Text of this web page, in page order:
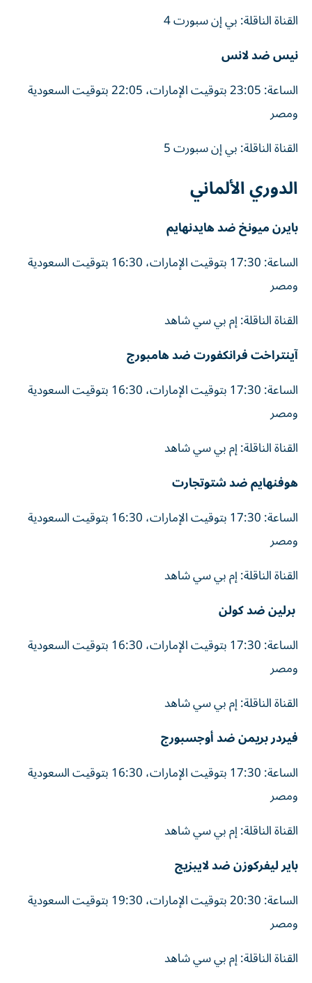
القناة الناقلة: بي إن سبورت 4
نيس ضد لانس
الساعة: 23:05 بتوقيت الإمارات، 22:05 بتوقيت السعودية
ومصر
القناة الناقلة: بي إن سبورت 5
الدوري الألماني
بايرن ميونخ ضد هايدنهايم
الساعة: 17:30 بتوقيت الإمارات، 16:30 بتوقيت السعودية
ومصر
القناة الناقلة: إم بي سي شاهد
آينتراخت فرانكفورت ضد هامبورج
الساعة: 17:30 بتوقيت الإمارات، 16:30 بتوقيت السعودية
ومصر
القناة الناقلة: إم بي سي شاهد
هوفنهايم ضد شتوتجارت
الساعة: 17:30 بتوقيت الإمارات، 16:30 بتوقيت السعودية
ومصر
القناة الناقلة: إم بي سي شاهد
برلين ضد كولن
الساعة: 17:30 بتوقيت الإمارات، 16:30 بتوقيت السعودية
ومصر
القناة الناقلة: إم بي سي شاهد
فيردر بريمن ضد أوجسبورج
الساعة: 17:30 بتوقيت الإمارات، 16:30 بتوقيت السعودية
ومصر
القناة الناقلة: إم بي سي شاهد
باير ليفركوزن ضد لايبزيج
الساعة: 20:30 بتوقيت الإمارات، 19:30 بتوقيت السعودية
ومصر
القناة الناقلة: إم بي سي شاهد